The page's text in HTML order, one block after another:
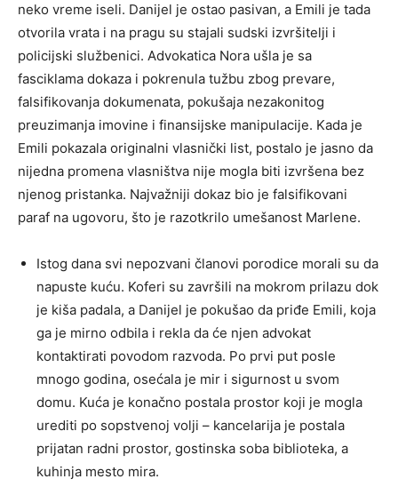
neko vreme iseli. Danijel je ostao pasivan, a Emili je tada
otvorila vrata i na pragu su stajali sudski izvršitelji i
policijski službenici. Advokatica Nora ušla je sa
fasciklama dokaza i pokrenula tužbu zbog prevare,
falsifikovanja dokumenata, pokušaja nezakonitog
preuzimanja imovine i finansijske manipulacije. Kada je
Emili pokazala originalni vlasnički list, postalo je jasno da
nijedna promena vlasništva nije mogla biti izvršena bez
njenog pristanka. Najvažniji dokaz bio je falsifikovani
paraf na ugovoru, što je razotkrilo umešanost Marlene.
Istog dana svi nepozvani članovi porodice morali su da
napuste kuću. Koferi su završili na mokrom prilazu dok
je kiša padala, a Danijel je pokušao da priđe Emili, koja
ga je mirno odbila i rekla da će njen advokat
kontaktirati povodom razvoda. Po prvi put posle
mnogo godina, osećala je mir i sigurnost u svom
domu. Kuća je konačno postala prostor koji je mogla
urediti po sopstvenoj volji – kancelarija je postala
prijatan radni prostor, gostinska soba biblioteka, a
kuhinja mesto mira.